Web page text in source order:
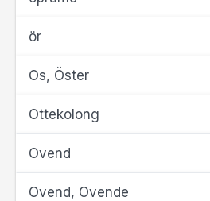
ör
Os, Öster
Ottekolong
Ovend
Ovend, Ovende